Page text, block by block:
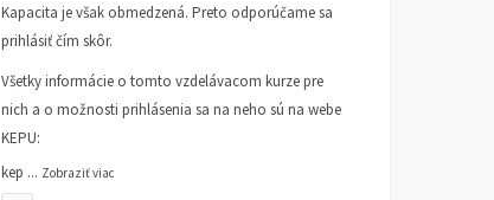
Kapacita je však obmedzená. Preto odporúčame sa
prihlásiť čím skôr.
Všetky informácie o tomto vzdelávacom kurze pre
nich a o možnosti prihlásenia sa na neho sú na webe
KEPU:
kep ... Zobraziť viac